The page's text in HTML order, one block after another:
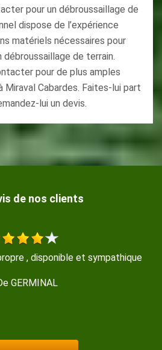
pour un débroussaillage de
dispose de l’expérience
matériels nécessaires pour
débroussaillage de terrain.
pour de plus amples
Cabardes. Faites-lui part
lui un devis.
de nos clients
Travail très propre et soyeux